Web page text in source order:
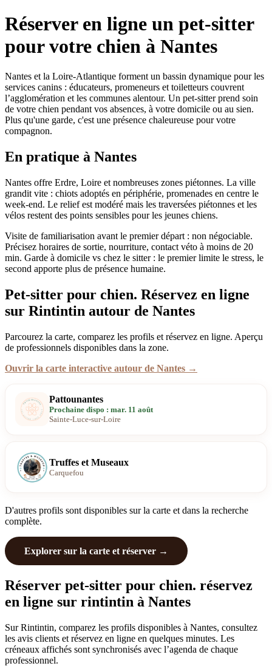
Réserver en ligne un pet-sitter
pour votre chien à Nantes
Nantes et la Loire-Atlantique forment un bassin dynamique pour les
services canins : éducateurs, promeneurs et toiletteurs couvrent
l’agglomération et les communes alentour. Un pet-sitter prend soin
de votre chien pendant vos absences, à votre domicile ou au sien.
Plus qu'une garde, c'est une présence chaleureuse pour votre
compagnon.
En pratique à Nantes
Nantes offre Erdre, Loire et nombreuses zones piétonnes. La ville
grandit vite : chiots adoptés en périphérie, promenades en centre le
week-end. Le relief est modéré mais les traversées piétonnes et les
vélos restent des points sensibles pour les jeunes chiens.
Visite de familiarisation avant le premier départ : non négociable.
Précisez horaires de sortie, nourriture, contact véto à moins de 20
min. Garde à domicile vs chez le sitter : le premier limite le stress, le
second apporte plus de présence humaine.
Pet-sitter pour chien. Réservez en ligne
sur Rintintin autour de Nantes
Parcourez la carte, comparez les profils et réservez en ligne. Aperçu
de professionnels disponibles dans la zone.
Ouvrir la carte interactive autour de Nantes →
Pattounantes
Prochaine dispo : mar. 11 août
Sainte-Luce-sur-Loire
Truffes et Museaux
Carquefou
D'autres profils sont disponibles sur la carte et dans la recherche
complète.
Explorer sur la carte et réserver →
Réserver pet-sitter pour chien. réservez
en ligne sur rintintin à Nantes
Sur Rintintin, comparez les profils disponibles à Nantes, consultez
les avis clients et réservez en ligne en quelques minutes. Les
créneaux affichés sont synchronisés avec l’agenda de chaque
professionnel.